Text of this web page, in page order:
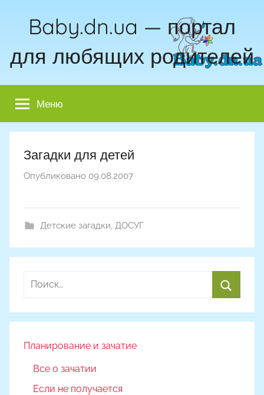
Baby.dn.ua — портал
для любящих родителей
Меню
Загадки для детей
Опубликовано 09.08.2007
о
с
я
Детские загадки ДОСУГ
Найти:
Планирование и зачатие
Все о зачатии
Если не получается